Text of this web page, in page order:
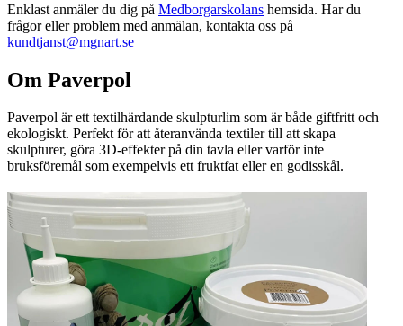
Enklast anmäler du dig på Medborgarskolans hemsida. Har du
frågor eller problem med anmälan, kontakta oss på
kundtjanst@mgnart.se
Om Paverpol
Paverpol är ett textilhärdande skulpturlim som är både giftfritt och
ekologiskt. Perfekt för att återanvända textiler till att skapa
skulpturer, göra 3D-effekter på din tavla eller varför inte
bruksföremål som exempelvis ett fruktfat eller en godisskål.